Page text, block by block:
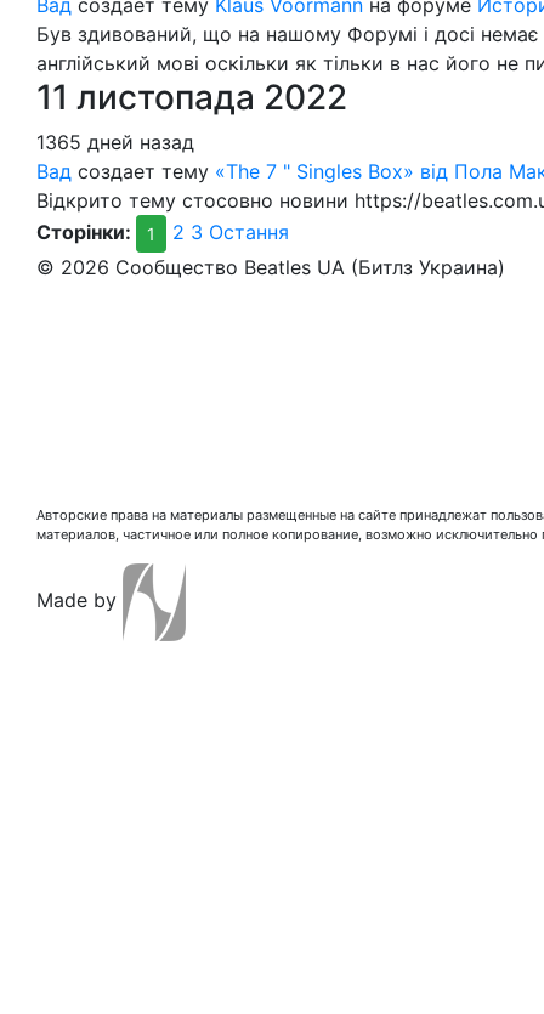
Вад создает тему Klaus Voormann на форуме
Був здивований, що на нашому Форумі і досі немає
англійський мові оскільки як тільки в нас його не
11 листопада 2022
1365 дней назад
Вад создает тему «The 7 " Singles Box» від Пола
Відкрито тему стосовно новини https://
Сторінки:
1 2 3 Остання
© 2026 Сообщество Beatles UA (Битлз Украина)
Авторские права на материалы размещенные на сайте принадлежат
материалов, частичное или полное копирование, возможно
Made by